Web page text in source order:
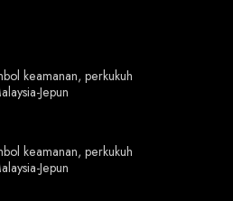
keamanan, perkukuh
Jepun
keamanan, perkukuh
Jepun